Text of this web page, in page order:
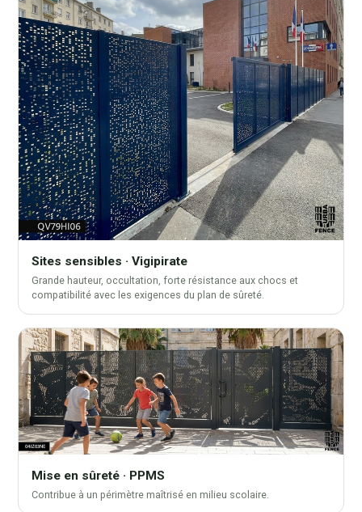
Sites sensibles · Vigipirate
Grande hauteur, occultation, forte résistance aux chocs et
compatibilité avec les exigences du plan de sûreté.
Mise en sûreté · PPMS
Contribue à un périmètre maîtrisé en milieu scolaire.